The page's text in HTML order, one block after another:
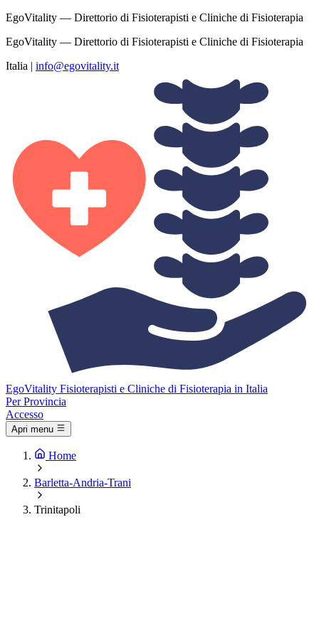
EgoVitality — Direttorio di Fisioterapisti e Cliniche di Fisioterapia
EgoVitality — Direttorio di Fisioterapisti e Cliniche di Fisioterapia
Italia | info@egovitality.it
EgoVitality Fisioterapisti e Cliniche di Fisioterapia in Italia
Per Provincia
Accesso
Apri menu
Home
Barletta-Andria-Trani
Trinitapoli